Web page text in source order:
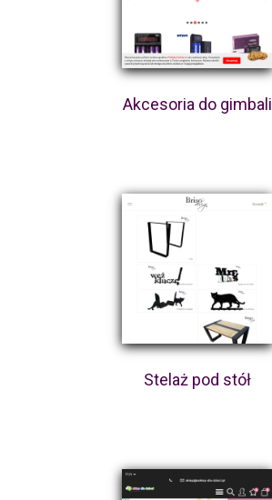
Akcesoria do gimbali
Stelaż pod stół